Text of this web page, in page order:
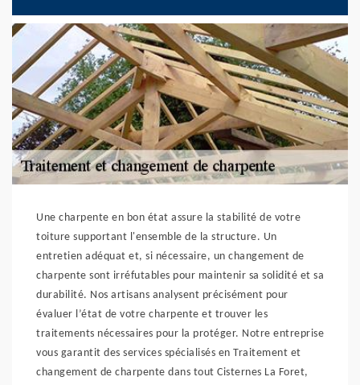
Une charpente en bon état assure la stabilité de votre
toiture supportant l'ensemble de la structure. Un
entretien adéquat et, si nécessaire, un changement de
charpente sont irréfutables pour maintenir sa solidité et sa
durabilité. Nos artisans analysent précisément pour
évaluer l’état de votre charpente et trouver les
traitements nécessaires pour la protéger. Notre entreprise
vous garantit des services spécialisés en Traitement et
changement de charpente dans tout Cisternes La Foret,